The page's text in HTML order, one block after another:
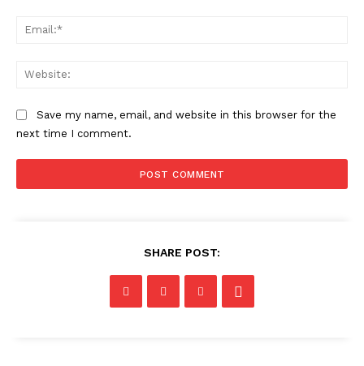
Save my name, email, and website in this browser for the
next time I comment.
SHARE POST: